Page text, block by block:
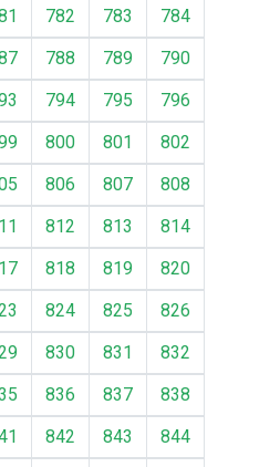
782 783
784
788 789
790
794 795
796
800 801
802
806 807
808
812 813
814
818 819
820
824 825
826
830 831
832
836 837
838
842 843
844